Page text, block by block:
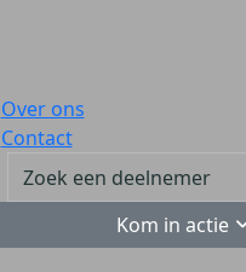
Over ons
Contact
Kom in actie